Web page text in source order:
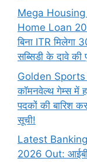
Mega
Home Loan
बिना ITR मिलेगा
सब्सिडी के दावे की
Golden
कॉमनवेल्थ गेम्स में
पदकों की बारिश
सूची!
Latest
2026 Out: